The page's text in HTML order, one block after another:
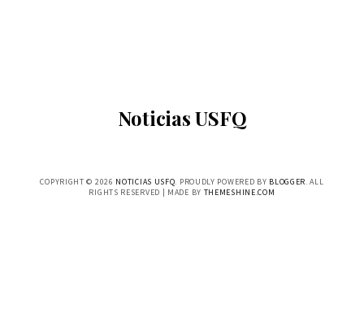
Noticias USFQ
COPYRIGHT © 2026 NOTICIAS USFQ. PROUDLY POWERED BY BLOGGER. ALL
RIGHTS RESERVED | MADE BY THEMESHINE.COM